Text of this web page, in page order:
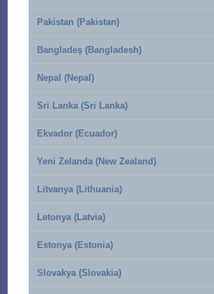
Pakistan (Pakistan)
Bangladeş (Bangladesh)
Nepal (Nepal)
Sri Lanka (Sri Lanka)
Ekvador (Ecuador)
Yeni Zelanda (New Zealand)
Litvanya (Lithuania)
Letonya (Latvia)
Estonya (Estonia)
Slovakya (Slovakia)